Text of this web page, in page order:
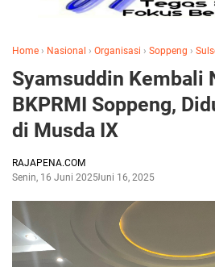
Home › Nasional › Organisasi › Soppeng ›
Syamsuddin Kembali
BKPRMI Soppeng,
di Musda IX
RAJAPENA.COM
Senin, 16 Juni 2025Juni 16, 2025